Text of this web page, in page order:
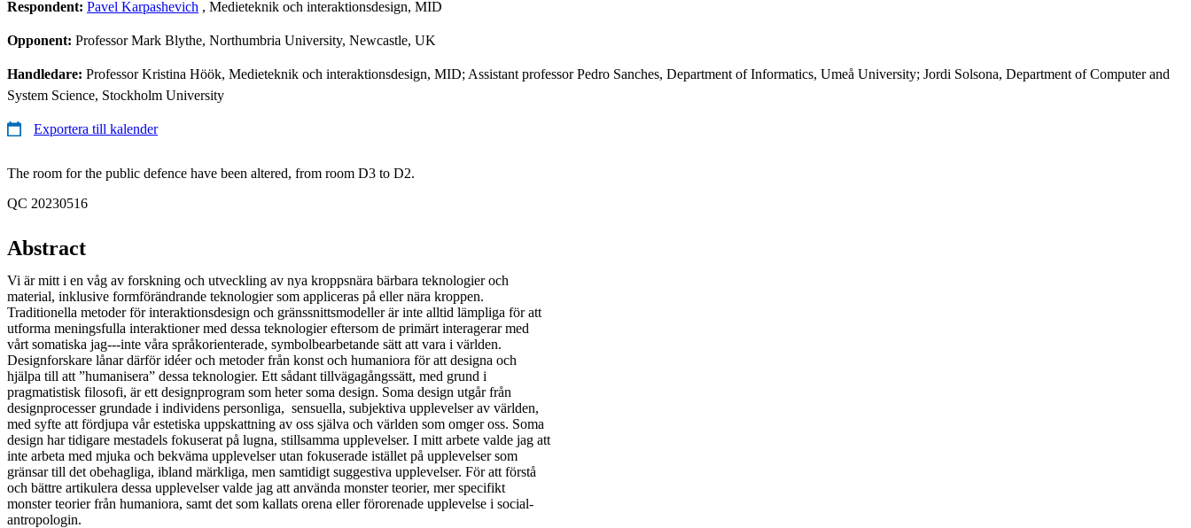
Respondent: Pavel Karpashevich , Medieteknik och interaktionsdesign, MID
Opponent: Professor Mark Blythe, Northumbria University, Newcastle, UK
Handledare: Professor Kristina Höök, Medieteknik och interaktionsdesign, MID; Assistant professor Pedro Sanches, Department of Informatics, Umeå University; Jordi Solsona, Department of Computer and
System Science, Stockholm University
Exportera till kalender
The room for the public defence have been altered, from room D3 to D2.
QC 20230516
Abstract
Vi är mitt i en våg av forskning och utveckling av nya kroppsnära bärbara teknologier och
material, inklusive formförändrande teknologier som appliceras på eller nära kroppen.
Traditionella metoder för interaktionsdesign och gränssnittsmodeller är inte alltid lämpliga för att
utforma meningsfulla interaktioner med dessa teknologier eftersom de primärt interagerar med
vårt somatiska jag---inte våra språkorienterade, symbolbearbetande sätt att vara i världen.
Designforskare lånar därför idéer och metoder från konst och humaniora för att designa och
hjälpa till att ”humanisera” dessa teknologier. Ett sådant tillvägagångssätt, med grund i
pragmatistisk filosofi, är ett designprogram som heter soma design. Soma design utgår från
designprocesser grundade i individens personliga, sensuella, subjektiva upplevelser av världen,
med syfte att fördjupa vår estetiska uppskattning av oss själva och världen som omger oss. Soma
design har tidigare mestadels fokuserat på lugna, stillsamma upplevelser. I mitt arbete valde jag att
inte arbeta med mjuka och bekväma upplevelser utan fokuserade istället på upplevelser som
gränsar till det obehagliga, ibland märkliga, men samtidigt suggestiva upplevelser. För att förstå
och bättre artikulera dessa upplevelser valde jag att använda monster teorier, mer specifikt
monster teorier från humaniora, samt det som kallats orena eller förorenade upplevelse i social-
antropologin.